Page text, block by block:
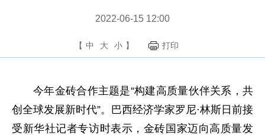
2022-06-15 12:00
【 中 大 小 】 打印
今年金砖合作主题是“构建高质量伙伴关系，共
创全球发展新时代”。巴西经济学家罗尼·林斯日前接
受新华社记者专访时表示，金砖国家迈向高质量发